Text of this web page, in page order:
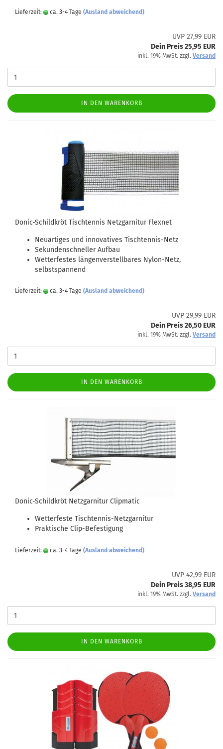
Lieferzeit: ca. 3-4 Tage (Ausland abweichend)
UVP 27,99 EUR
Dein Preis 25,95 EUR
inkl. 19% MwSt. zzgl. Versand
IN DEN WARENKORB
Donic-Schildkröt Tischtennis Netzgarnitur Flexnet
Neuartiges und innovatives Tischtennis-Netz
Sekundenschneller Aufbau
Wetterfestes längenverstellbares Nylon-Netz,
selbstspannend
Lieferzeit: ca. 3-4 Tage (Ausland abweichend)
UVP 29,99 EUR
Dein Preis 26,50 EUR
inkl. 19% MwSt. zzgl. Versand
IN DEN WARENKORB
Donic-Schildkröt Netzgarnitur Clipmatic
Wetterfeste Tischtennis-Netzgarnitur
Praktische Clip-Befestigung
Lieferzeit: ca. 3-4 Tage (Ausland abweichend)
UVP 42,99 EUR
Dein Preis 38,95 EUR
inkl. 19% MwSt. zzgl. Versand
IN DEN WARENKORB